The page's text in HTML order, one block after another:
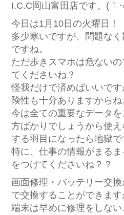
I.C.C岡山富田店です。(｀･
今日は1月10日の火曜日！
多少寒いですが、問題な
ですね。
ただ歩きスマホは危ない
てくださいね？
怪我だけで済めばいいで
険性も十分ありますから
今は全ての重要なデータ
方ばかりでしょうから使
する羽目になったら地獄で
特に、仕事の情報がまる
をつけてくださいね？？
画面修理・バッテリー交
で交換することができま
端末は早めに修理をしな